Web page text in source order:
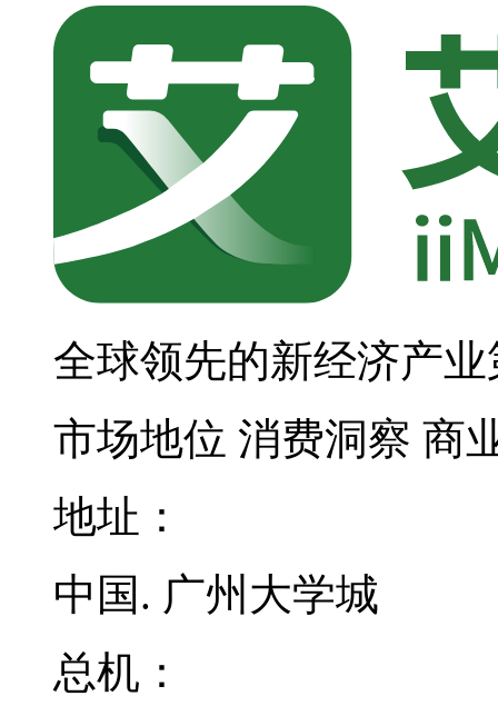
全球领先的新经济产
市场地位 消费洞察 商
地址：
中国. 广州大学城
总机：